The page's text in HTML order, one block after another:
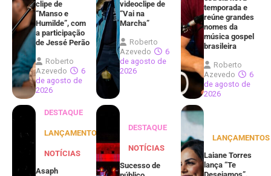
clipe de
“Manso e
Humilde”, com
a participação
de Jessé Perão
Roberto
Azevedo
6
de agosto de
2026
videoclipe de
“Vai na
Marcha”
Roberto
Azevedo
6
de agosto de
2026
temporada e
reúne grandes
nomes da
música gospel
brasileira
Roberto
Azevedo
6
de agosto de
2026
DESTAQUE
LANÇAMENTOS
NOTÍCIAS
Asaph
DESTAQUE
NOTÍCIAS
Sucesso de
LANÇAMENTOS
Laiane Torres
lança “Te